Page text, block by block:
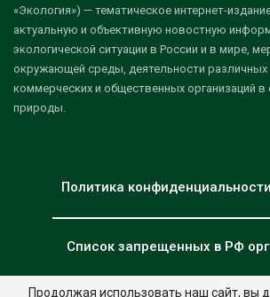
«Экология») — тематическое интернет-
актуальную и объективную новостную
экологической ситуации в России и в мире,
окружающей среды, деятельности различных
коммерческих и общественных организаций
природы.
Политика
Список запрещенных в РФ
Продолжая использовать наш сайт, вы